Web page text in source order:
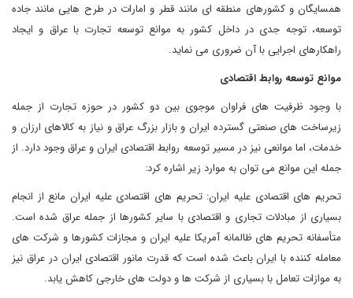
همسایگان و کشورهای منطقه ای مانند قطر و امارات در طرح هایی مانند جاده
توسعه، توجه جدی در داخل کشور به موانع توسعه تجارت با عراق و ایجاد
راهکارهای اجرایی با آن ضروری می نماید.
موانع توسعه روابط اقتصادی
با وجود ظرفیت های فراوان موجوى بین دو کشور در حوزه تجارت از جمله
زیرساخت های صنعتی گسترده ایران و بازار بزرگ عراق و نیاز به کالاهای ارزان و
خدمات، اما موانعی نیز در مسیر توسعه روابط اقتصادی ایران و عراق وجود دارد. از
جمله این موانع می توان به موارد زیر اشاره کرد:
تحریم های اقتصادی علیه ایران: تحریم های اقتصادی علیه ایران مانع از انجام
بسیاری از مبادلات تجاری و اقتصادی با سایر کشورها از جمله عراق شده است.
متأسفانه تحریم های ظالمانه آمریکا علیه ایران و مجازات کشورها و شرکت های
معامله کننده با ایران باعث شده است که قدرت مانور اقتصادی ایران در عراق نیز
به موازات تعامل با بسیاری از شرکت ها و دولت های خارجی کاهش یابد.